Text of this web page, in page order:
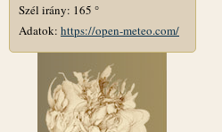
Szél irány: 165 °
Adatok: https://open-meteo.com/